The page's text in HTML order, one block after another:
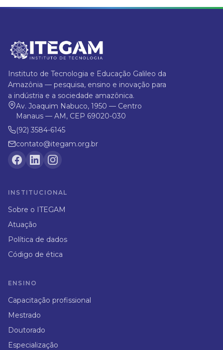
Instituto de Tecnologia e Educação Galileo da
Amazônia — pesquisa, ensino e inovação para
a indústria e a sociedade amazônica.
Av. Joaquim Nabuco, 1950 — Centro
Manaus — AM, CEP 69020-030
(92) 3584-6145
contato@itegam.org.br
INSTITUCIONAL
Sobre o ITEGAM
Atuação
Política de dados
Código de ética
ENSINO
Capacitação profissional
Mestrado
Doutorado
Especialização